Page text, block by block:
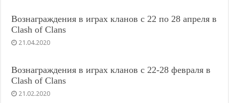
Вознаграждения в играх кланов с 22 по 28 апреля в
Clash of Clans
21.04.2020
Вознаграждения в играх кланов с 22-28 февраля в
Clash of Clans
21.02.2020